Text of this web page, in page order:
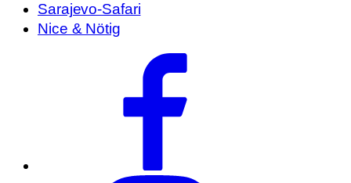
Sarajevo-Safari
Nice & Nötig